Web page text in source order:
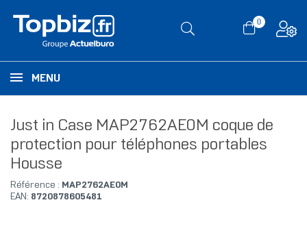
0
MENU
Just in Case MAP2762AE0M coque de
protection pour téléphones portables
Housse
Référence : MAP2762AE0M
EAN: 8720878605481